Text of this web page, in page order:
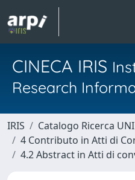
CINECA IRIS
Research
IRIS
Catalogo Ricerca
4 Contributo in Atti di
4.2 Abstract in Atti di